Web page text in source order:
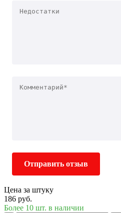
Отправить отзыв
Цена за штуку
186 руб.
Более 10 шт. в наличии